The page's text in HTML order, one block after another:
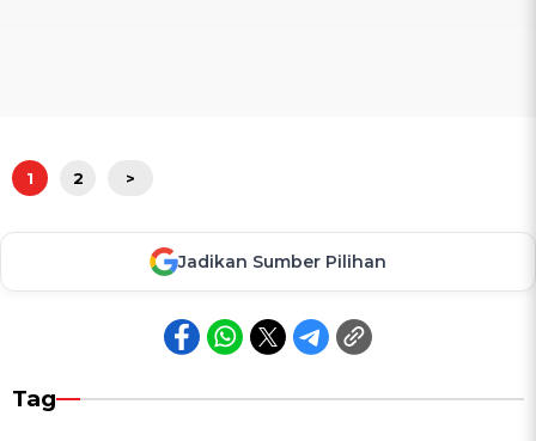
1 2 >
Jadikan Sumber Pilihan
Tag